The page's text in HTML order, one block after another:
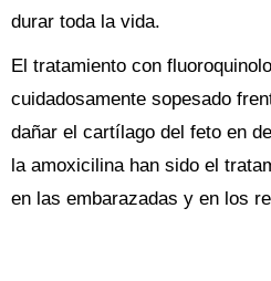
durar toda la vida.
El tratamiento con
cuidadosamente sopesado
dañar el cartílago del feto en
la amoxicilina han sido el
en las embarazadas y en los